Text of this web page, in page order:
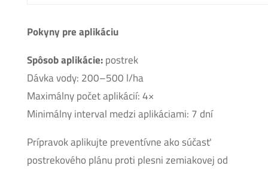
Pokyny pre aplikáciu
Spôsob aplikácie:postrek
Dávka vody: 200–500 l/ha
Maximálny počet aplikácií: 4×
Minimálny interval medzi aplikáciami: 7 dní
Prípravok aplikujte preventívne ako súčasť
postrekového plánu proti plesni zemiakovej od